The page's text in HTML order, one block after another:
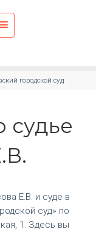
городской суд
судье
Е.В. и суде в
суд» по
1. Здесь вы